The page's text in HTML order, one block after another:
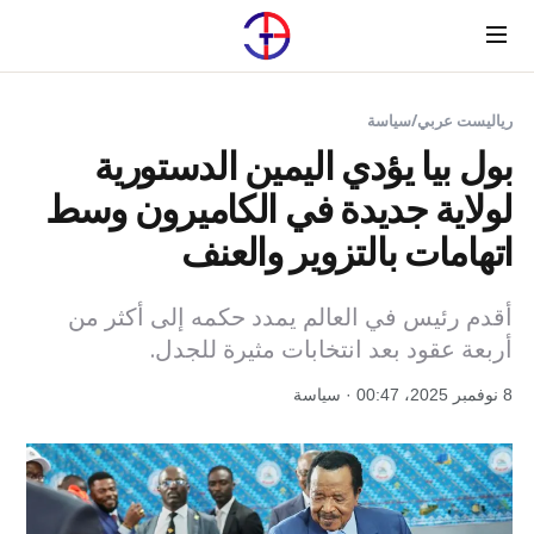
Menu
رياليست عربي/سياسة
بول بيا يؤدي اليمين الدستورية
لولاية جديدة في الكاميرون وسط
اتهامات بالتزوير والعنف
أقدم رئيس في العالم يمدد حكمه إلى أكثر من
أربعة عقود بعد انتخابات مثيرة للجدل.
8 نوفمبر 2025، 00:47 · سياسة